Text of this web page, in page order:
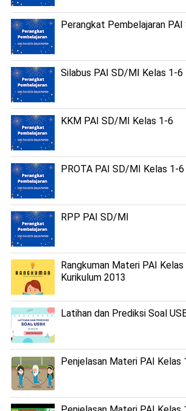
Perangkat Pembelajaran
Silabus PAI SD/MI Kelas 1-6
KKM PAI SD/MI Kelas 1-6
PROTA PAI SD/MI Kelas 1-6
RPP PAI SD/MI
Rangkuman Materi PAI
Kurikulum 2013
Latihan dan Prediksi Soal
Penjelasan Materi PAI Kelas